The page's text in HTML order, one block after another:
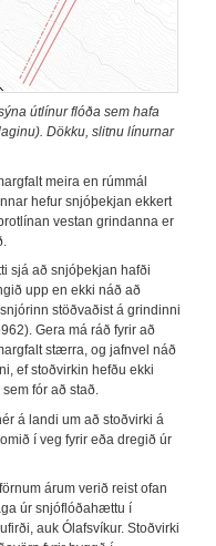
útlínur flóða sem hafa
Dökku, slitnu línurnar
meira en rúmmál
hefur snjóþekjan ekkert
vestan grindanna er
sjá að snjóþekjan hafði
upp en ekki náð að
stöðvaðist á grindinni
Gera má ráð fyrir að
stærra, og jafnvel náð
ef stoðvirkin hefðu ekki
fór að stað.
á landi um að stoðvirki á
í veg fyrir eða dregið úr
árum verið reist ofan
úr snjóflóðahættu í
auk Ólafsvíkur. Stoðvirki